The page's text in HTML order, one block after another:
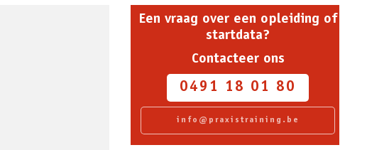
Een vraag over een opleiding of
startdata?
Contacteer ons
0491 18 01 80
info@praxistraining.be